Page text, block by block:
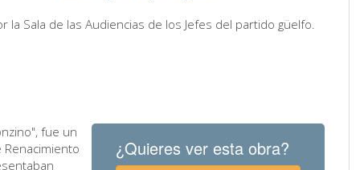
Sala de las Audiencias de los Jefes del partido güelfo.
¿Quieres ver esta obra?
fue un